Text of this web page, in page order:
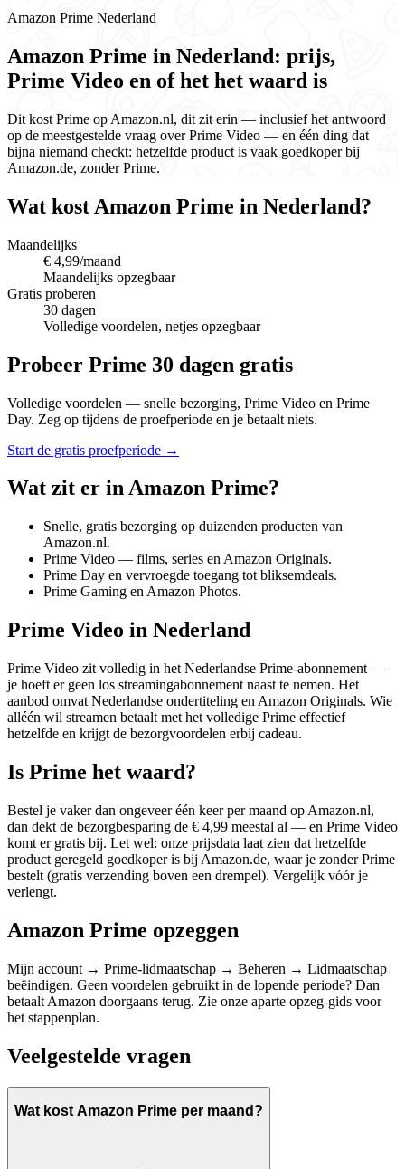
Amazon Prime Nederland
Amazon Prime in Nederland: prijs,
Prime Video en of het het waard is
Dit kost Prime op Amazon.nl, dit zit erin — inclusief het antwoord
op de meestgestelde vraag over Prime Video — en één ding dat
bijna niemand checkt: hetzelfde product is vaak goedkoper bij
Amazon.de, zonder Prime.
Wat kost Amazon Prime in Nederland?
Maandelijks
€ 4,99/maand
Maandelijks opzegbaar
Gratis proberen
30 dagen
Volledige voordelen, netjes opzegbaar
Probeer Prime 30 dagen gratis
Volledige voordelen — snelle bezorging, Prime Video en Prime
Day. Zeg op tijdens de proefperiode en je betaalt niets.
Start de gratis proefperiode →
Wat zit er in Amazon Prime?
Snelle, gratis bezorging op duizenden producten van
Amazon.nl.
Prime Video — films, series en Amazon Originals.
Prime Day en vervroegde toegang tot bliksemdeals.
Prime Gaming en Amazon Photos.
Prime Video in Nederland
Prime Video zit volledig in het Nederlandse Prime-abonnement —
je hoeft er geen los streamingabonnement naast te nemen. Het
aanbod omvat Nederlandse ondertiteling en Amazon Originals. Wie
alléén wil streamen betaalt met het volledige Prime effectief
hetzelfde en krijgt de bezorgvoordelen erbij cadeau.
Is Prime het waard?
Bestel je vaker dan ongeveer één keer per maand op Amazon.nl,
dan dekt de bezorgbesparing de € 4,99 meestal al — en Prime Video
komt er gratis bij. Let wel: onze prijsdata laat zien dat hetzelfde
product geregeld goedkoper is bij Amazon.de, waar je zonder Prime
bestelt (gratis verzending boven een drempel). Vergelijk vóór je
verlengt.
Amazon Prime opzeggen
Mijn account → Prime-lidmaatschap → Beheren → Lidmaatschap
beëindigen. Geen voordelen gebruikt in de lopende periode? Dan
betaalt Amazon doorgaans terug. Zie onze aparte opzeg-gids voor
het stappenplan.
Veelgestelde vragen
Wat kost Amazon Prime per maand?